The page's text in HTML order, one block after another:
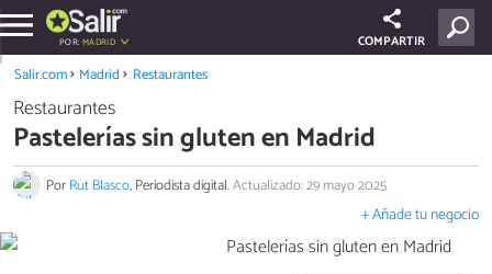
POR: MADRID COMPARTIR
Salir.com Madrid Restaurantes
Restaurantes
Pastelerías sin gluten en Madrid
PorRut Blasco, Periodista digital.Actualizado: 29 mayo 2025
+ Añade tu negocio